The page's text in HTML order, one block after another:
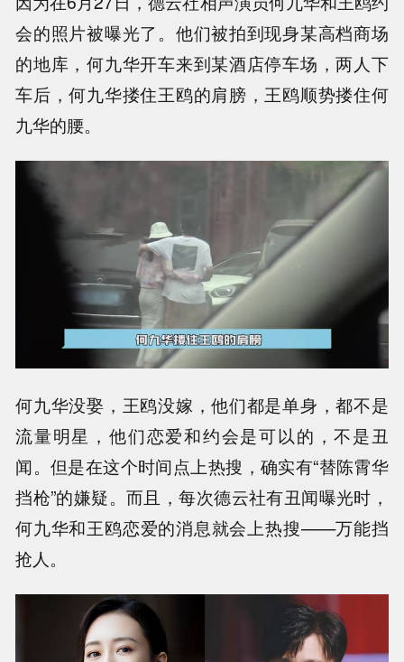
会的照片被曝光了。他们被拍到现身某高档商场
的地库，何九华开车来到某酒店停车场，两人下
车后，何九华搂住王鸥的肩膀，王鸥顺势搂住何
九华的腰。
何九华没娶，王鸥没嫁，他们都是单身，都不是
流量明星，他们恋爱和约会是可以的，不是丑
闻。但是在这个时间点上热搜，确实有“替陈霄华
挡枪”的嫌疑。而且，每次德云社有丑闻曝光时，
何九华和王鸥恋爱的消息就会上热搜——万能挡
抢人。